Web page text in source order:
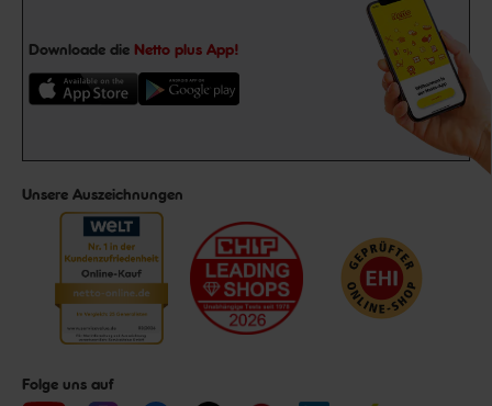
Downloade die Netto plus App!
Unsere Auszeichnungen
Folge uns auf